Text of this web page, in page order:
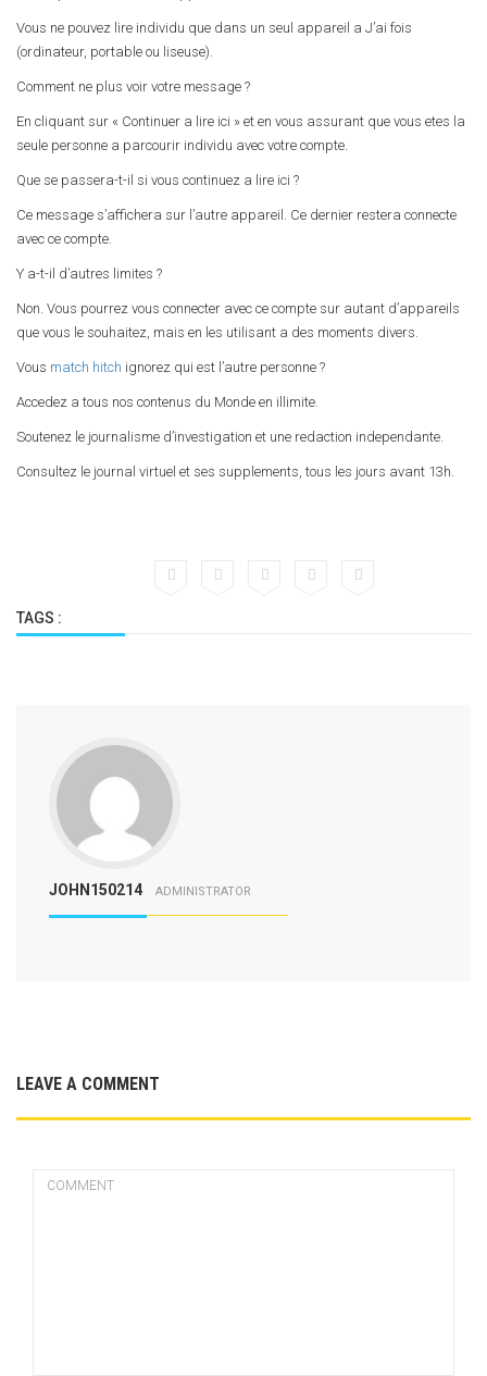
Vous ne pouvez lire individu que dans un seul appareil a J’ai fois
(ordinateur, portable ou liseuse).
Comment ne plus voir votre message ?
En cliquant sur « Continuer a lire ici » et en vous assurant que vous etes la
seule personne a parcourir individu avec votre compte.
Que se passera-t-il si vous continuez a lire ici ?
Ce message s’affichera sur l’autre appareil. Ce dernier restera connecte
avec ce compte.
Y a-t-il d’autres limites ?
Non. Vous pourrez vous connecter avec ce compte sur autant d’appareils
que vous le souhaitez, mais en les utilisant a des moments divers.
Vous match hitch ignorez qui est l’autre personne ?
Accedez a tous nos contenus du Monde en illimite.
Soutenez le journalisme d’investigation et une redaction independante.
Consultez le journal virtuel et ses supplements, tous les jours avant 13h.
TAGS :
JOHN150214 ADMINISTRATOR
LEAVE A COMMENT